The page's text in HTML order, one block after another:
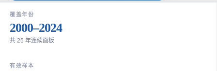
覆盖年份
2000–2024
共 25 年连续面板
有效样本